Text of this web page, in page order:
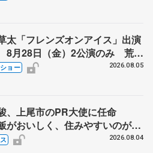
太「フレンズオンアイス」出演
月28日（金）2公演のみ 荒川
んプロデュース、20周年のアイ
ョー 2026.08.05
、上尾市のPR大使に任命
がおいしく、住みやすいのが魅
2026.08.04